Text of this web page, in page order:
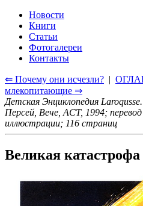
Новости
Книги
Статьи
Фотогалереи
Контакты
⇐ Почему они исчезли? |
млекопитающие ⇒
Детская Энциклопедия
Персей, Вече, ACT, 1994;
иллюстрации; 116 страниц
Великая катастрофа